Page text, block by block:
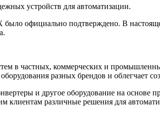
устройств для автоматизации.
официально подтверждено. В
в частных, коммерческих и
разных брендов и облегчает
и другое оборудование на
различные решения для